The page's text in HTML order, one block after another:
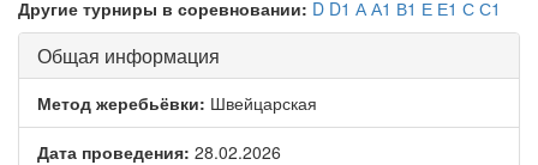
Другие турниры в соревновании: D D1 А А1 В1 Е Е1 С С1
Общая информация
Метод жеребьёвки: Швейцарская
Дата проведения: 28.02.2026